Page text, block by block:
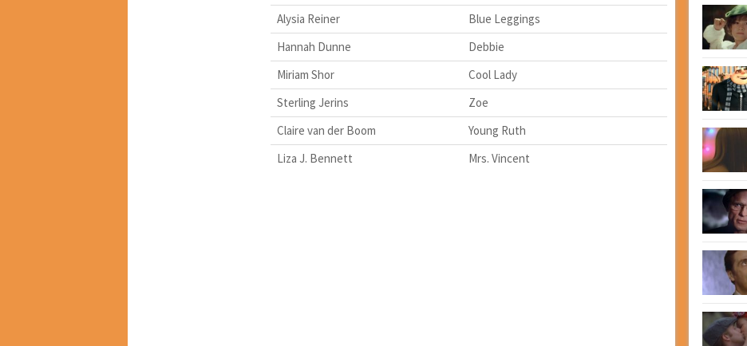
Alysia Reiner
Blue Leggings
Hannah Dunne
Debbie
Miriam Shor
Cool Lady
Sterling Jerins
Zoe
Claire van der Boom
Young Ruth
Liza J. Bennett
Mrs. Vincent